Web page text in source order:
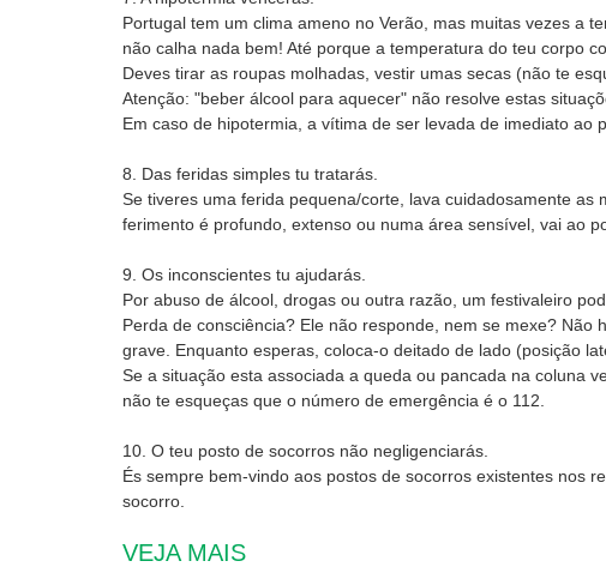
Portugal tem um clima ameno no Verão, mas muitas vezes a
não calha nada bem! Até porque a temperatura do teu corpo
Deves tirar as roupas molhadas, vestir umas secas (não te
Atenção: "beber álcool para aquecer" não resolve estas
Em caso de hipotermia, a vítima de ser levada de imediato ao
8. Das feridas simples tu tratarás.
Se tiveres uma ferida pequena/corte, lava cuidadosamente
ferimento é profundo, extenso ou numa área sensível, vai ao
9. Os inconscientes tu ajudarás.
Por abuso de álcool, drogas ou outra razão, um festivaleiro
Perda de consciência? Ele não responde, nem se mexe?
grave. Enquanto esperas, coloca-o deitado de lado (posição
Se a situação esta associada a queda ou pancada na coluna
não te esqueças que o número de emergência é o 112.
10. O teu posto de socorros não negligenciarás.
És sempre bem-vindo aos postos de socorros existentes nos
socorro.
VEJA MAIS